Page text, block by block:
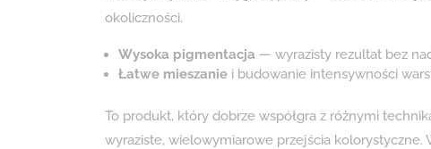
okoliczności.
Wysoka pigmentacja — wyrazisty rezultat bez
Łatwe mieszanie i budowanie intensywności
To produkt, który dobrze współgra z różnymi
wyraziste, wielowymiarowe przejścia